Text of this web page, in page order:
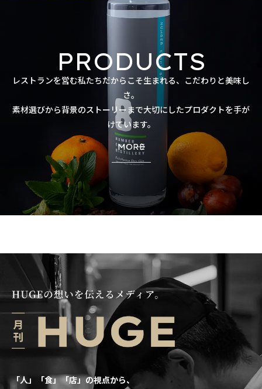
PRODUCTS
レストランを営む私たちだからこそ生まれる、こだわりと美味し
さ。
素材選びから背景のストーリーまで大切にしたプロダクトを手が
けています。
MORE
「人」「食」「店」の視点から、